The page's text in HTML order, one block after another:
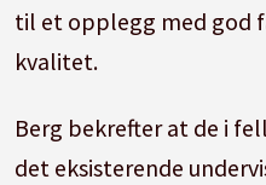
til et opplegg med god
kvalitet.
Berg bekrefter at de i
det eksisterende